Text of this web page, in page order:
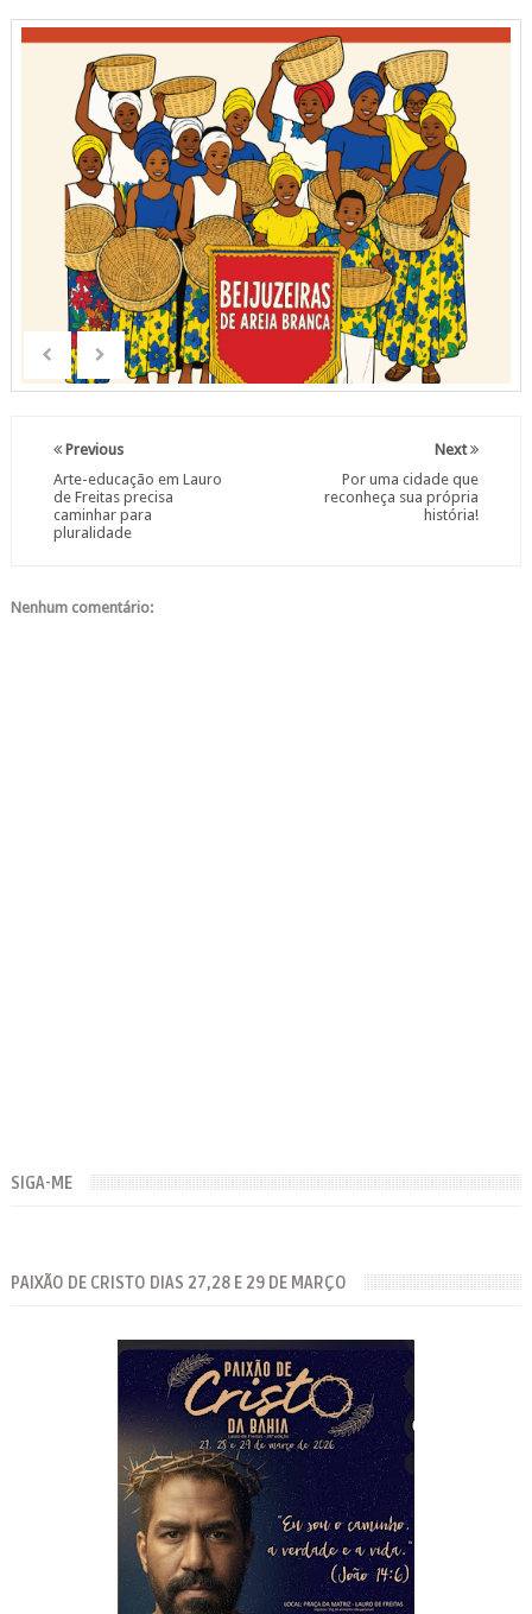
Next
Por uma cidade que
reconheça sua própria
história!
Previous
Arte-educação em Lauro
de Freitas precisa
caminhar para
pluralidade
Nenhum comentário:
SIGA-ME
PAIXÃO DE CRISTO DIAS 27,28 E 29 DE MARÇO